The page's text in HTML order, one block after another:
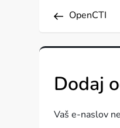
a
v
i
g
OpenCTI
Dodaj
Vaš e-naslov